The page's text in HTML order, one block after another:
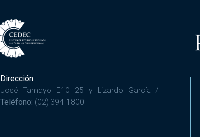
Dirección:
José Tamayo E10 25 y Lizardo García /
Teléfono: (02) 394-1800